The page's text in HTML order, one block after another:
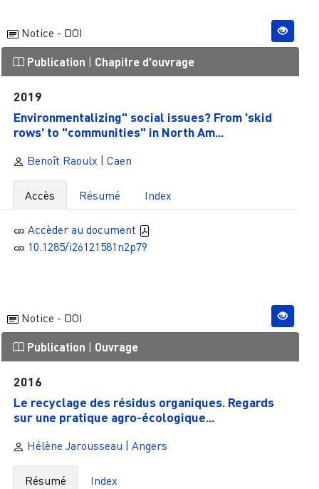
Notice - DOI
Publication | Chapitre d'ouvrage
2019
Environmentalizing" social issues? From 'skid
rows' to "communities" in North Am...
Benoît Raoulx Caen
Accès Résumé Index
Accèder au document
10.1285/i26121581n2p79
Notice - DOI
Publication | Ouvrage
2016
Le recyclage des résidus organiques. Regards
sur une pratique agro-écologique...
Hélène Jarousseau Angers
Résumé Index